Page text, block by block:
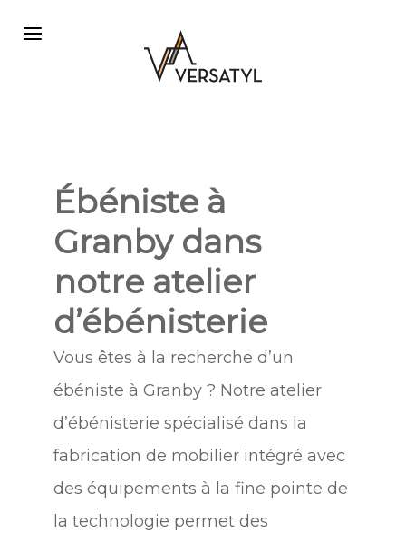
Ébéniste à
Granby dans
notre atelier
d’ébénisterie
Vous êtes à la recherche d’un
ébéniste à Granby ? Notre atelier
d’ébénisterie spécialisé dans la
fabrication de mobilier intégré avec
des équipements à la fine pointe de
la technologie permet des